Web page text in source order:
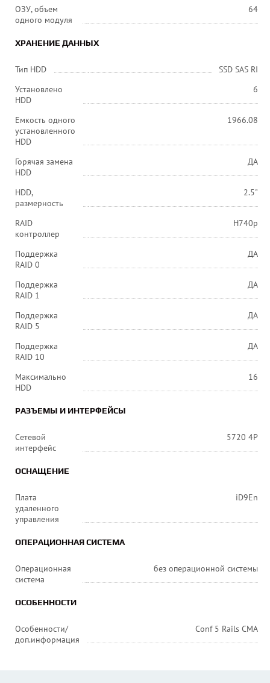
ОЗУ, объем
одного модуля
64
ХРАНЕНИЕ ДАННЫХ
Тип HDD
SSD SAS RI
Установлено
HDD
6
Емкость одного
установленного
HDD
1966.08
Горячая замена
HDD
ДА
HDD,
размерность
2.5"
RAID
контроллер
H740p
Поддержка
RAID 0
ДА
Поддержка
RAID 1
ДА
Поддержка
RAID 5
ДА
Поддержка
RAID 10
ДА
Максимально
HDD
16
РАЗЪЕМЫ И ИНТЕРФЕЙСЫ
Сетевой
интерфейс
5720 4P
ОСНАЩЕНИЕ
Плата
удаленного
управления
iD9En
ОПЕРАЦИОННАЯ СИСТЕМА
Операционная
система
без операционной системы
ОСОБЕННОСТИ
Особенности/
доп.информация
Conf 5 Rails CMA